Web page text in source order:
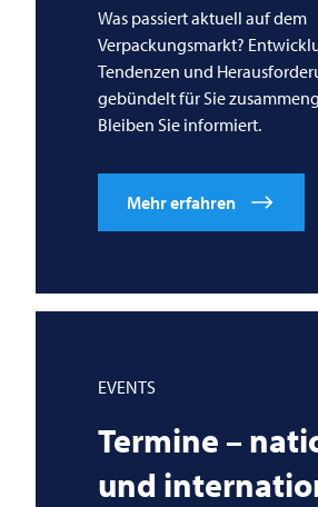
Was passiert aktuell auf dem
Verpackungsmarkt?
Tendenzen und
gebündelt für Sie
Bleiben Sie informiert.
Mehr erfahren
EVENTS
Termine –
und